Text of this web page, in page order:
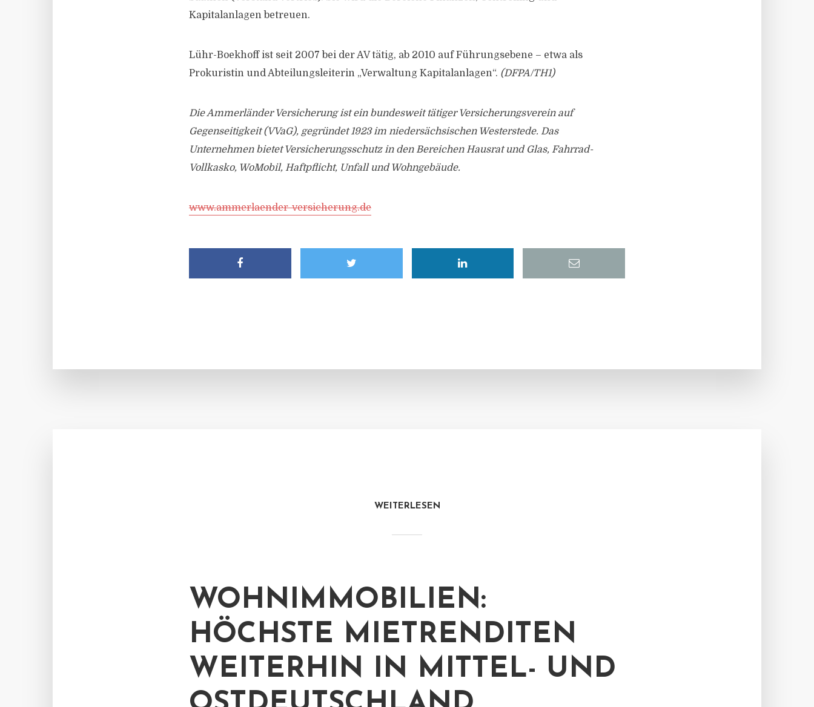
Kapitalanlagen betreuen.
Lühr-Boekhoff ist seit 2007 bei der AV tätig, ab 2010 auf Führungsebene – etwa als
Prokuristin und Abteilungsleiterin „Verwaltung Kapitalanlagen“. (DFPA/TH1)
Die Ammerländer Versicherung ist ein bundesweit tätiger Versicherungsverein auf
Gegenseitigkeit (VVaG), gegründet 1923 im niedersächsischen Westerstede. Das
Unternehmen bietet Versicherungsschutz in den Bereichen Hausrat und Glas, Fahrrad-
Vollkasko, WoMobil, Haftpflicht, Unfall und Wohngebäude.
www.ammerlaender-versicherung.de
WEITERLESEN
WOHNIMMOBILIEN:
HÖCHSTE MIETRENDITEN
WEITERHIN IN MITTEL- UND